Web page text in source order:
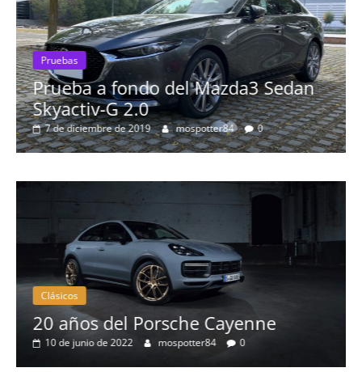
Pruebas
Prueba a fondo del Mazda3 Sedan
Skyactiv-G 2.0
7 de diciembre de 2019 mospotter84 0
Clásicos
20 años del Porsche Cayenne
10 de junio de 2022 mospotter84 0